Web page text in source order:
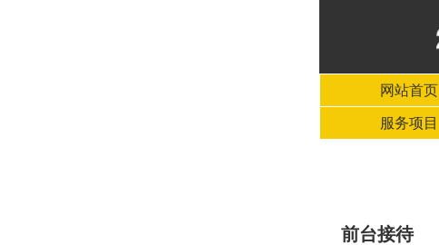
网站首页
服务项目
前台接待